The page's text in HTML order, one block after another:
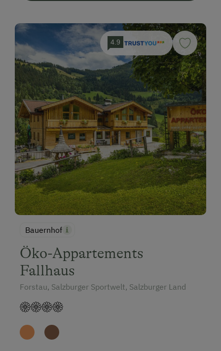
4.9
Bauernhof
Öko-Appartements
Fallhaus
Forstau, Salzburger Sportwelt, Salzburger Land